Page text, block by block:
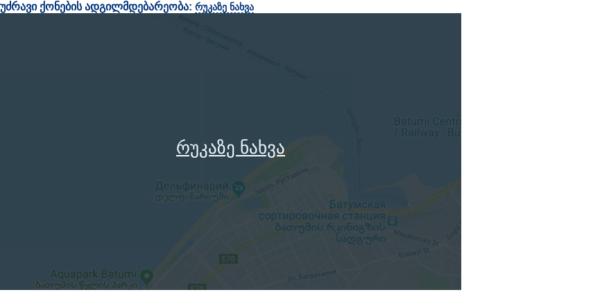
უძრავი ქონების ადგილმდებარეობა: რუკაზე ნახვა
რუკაზე ნახვა